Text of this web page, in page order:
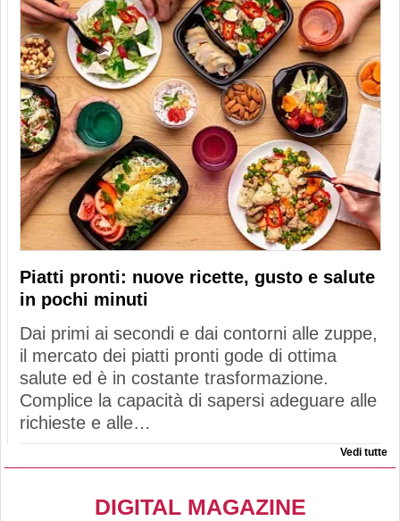
Piatti pronti: nuove ricette, gusto e salute
in pochi minuti
Dai primi ai secondi e dai contorni alle zuppe,
il mercato dei piatti pronti gode di ottima
salute ed è in costante trasformazione.
Complice la capacità di sapersi adeguare alle
richieste e alle…
Vedi tutte
DIGITAL MAGAZINE